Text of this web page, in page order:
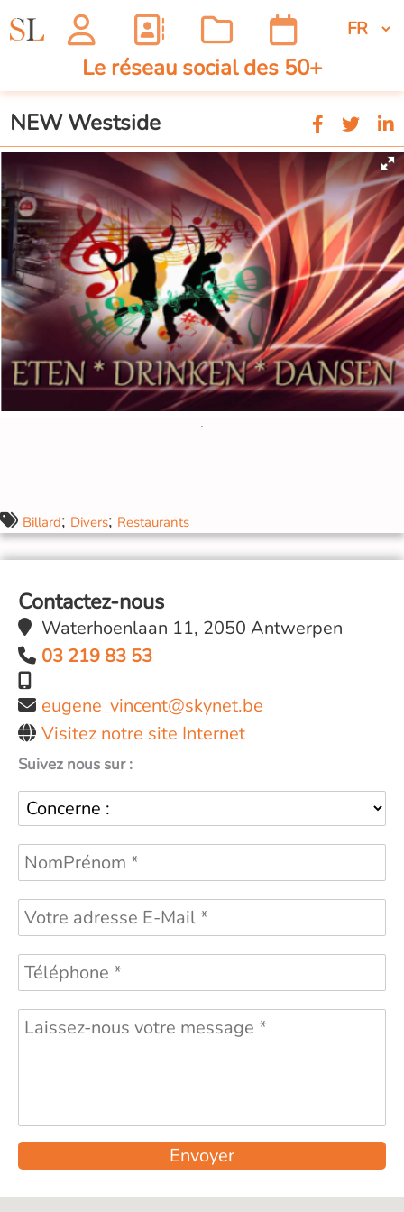
Le réseau social des 50+
NEW Westside
Billard; Divers; Restaurants
Contactez-nous
Waterhoenlaan 11, 2050 Antwerpen
03 219 83 53
eugene_vincent@skynet.be
Visitez notre site Internet
Suivez nous sur :
Envoyer